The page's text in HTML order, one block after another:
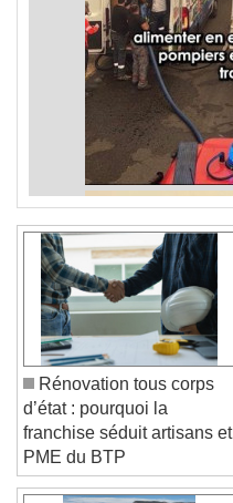
Rénovation tous corps
d’état : pourquoi la
franchise séduit artisans et
PME du BTP